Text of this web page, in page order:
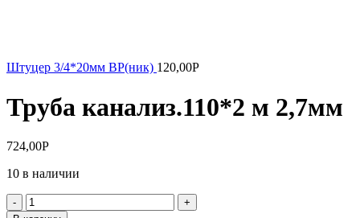
Штуцер 3/4*20мм ВР(ник) 120,00Р
Труба канализ.110*2 м 2,7мм
724,00Р
10 в наличии
Количество
товара